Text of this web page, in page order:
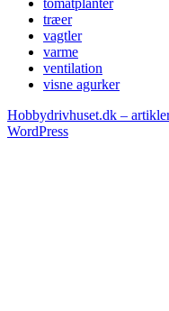
træer
vagtler
varme
ventilation
visne agurker
Hobbydrivhuset.dk –
WordPress